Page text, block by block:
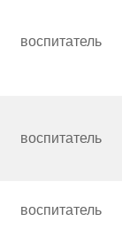
воспитатель
воспитатель
воспитатель